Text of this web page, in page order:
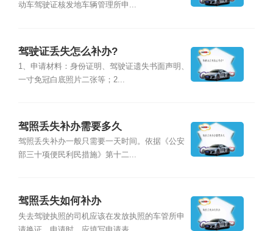
动车驾驶证核发地车辆管理所申...
驾驶证丢失怎么补办?
1、申请材料：身份证明、驾驶证遗失书面声明、
一寸免冠白底照片二张等；2...
驾照丢失补办需要多久
驾照丢失补办一般只需要一天时间。依据《公安
部三十项便民利民措施》第十二...
驾照丢失如何补办
失去驾驶执照的司机应该在发放执照的车管所申